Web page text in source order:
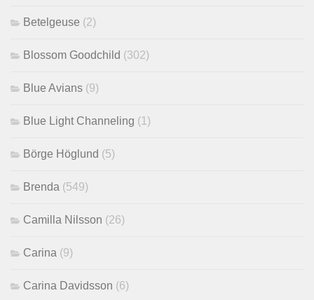
Betelgeuse (2)
Blossom Goodchild (302)
Blue Avians (9)
Blue Light Channeling (1)
Börge Höglund (5)
Brenda (549)
Camilla Nilsson (26)
Carina (9)
Carina Davidsson (6)